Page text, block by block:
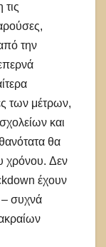
την
των μέτρων,
και
θα
χρόνου. Δεν
έχουν
– συχνά